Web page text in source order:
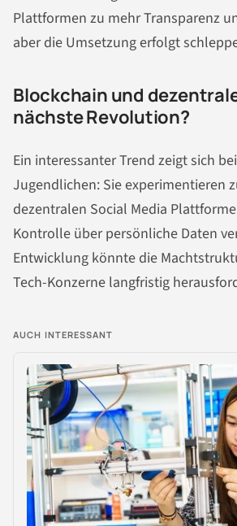
Plattformen zu mehr Transparenz
aber die Umsetzung erfolgt
Blockchain und
nächste Revolution?
Ein interessanter Trend zeigt sich
Jugendlichen: Sie experimentieren
dezentralen Social Media
Kontrolle über persönliche Daten
Entwicklung könnte die
Tech-Konzerne langfristig
AUCH INTERESSANT